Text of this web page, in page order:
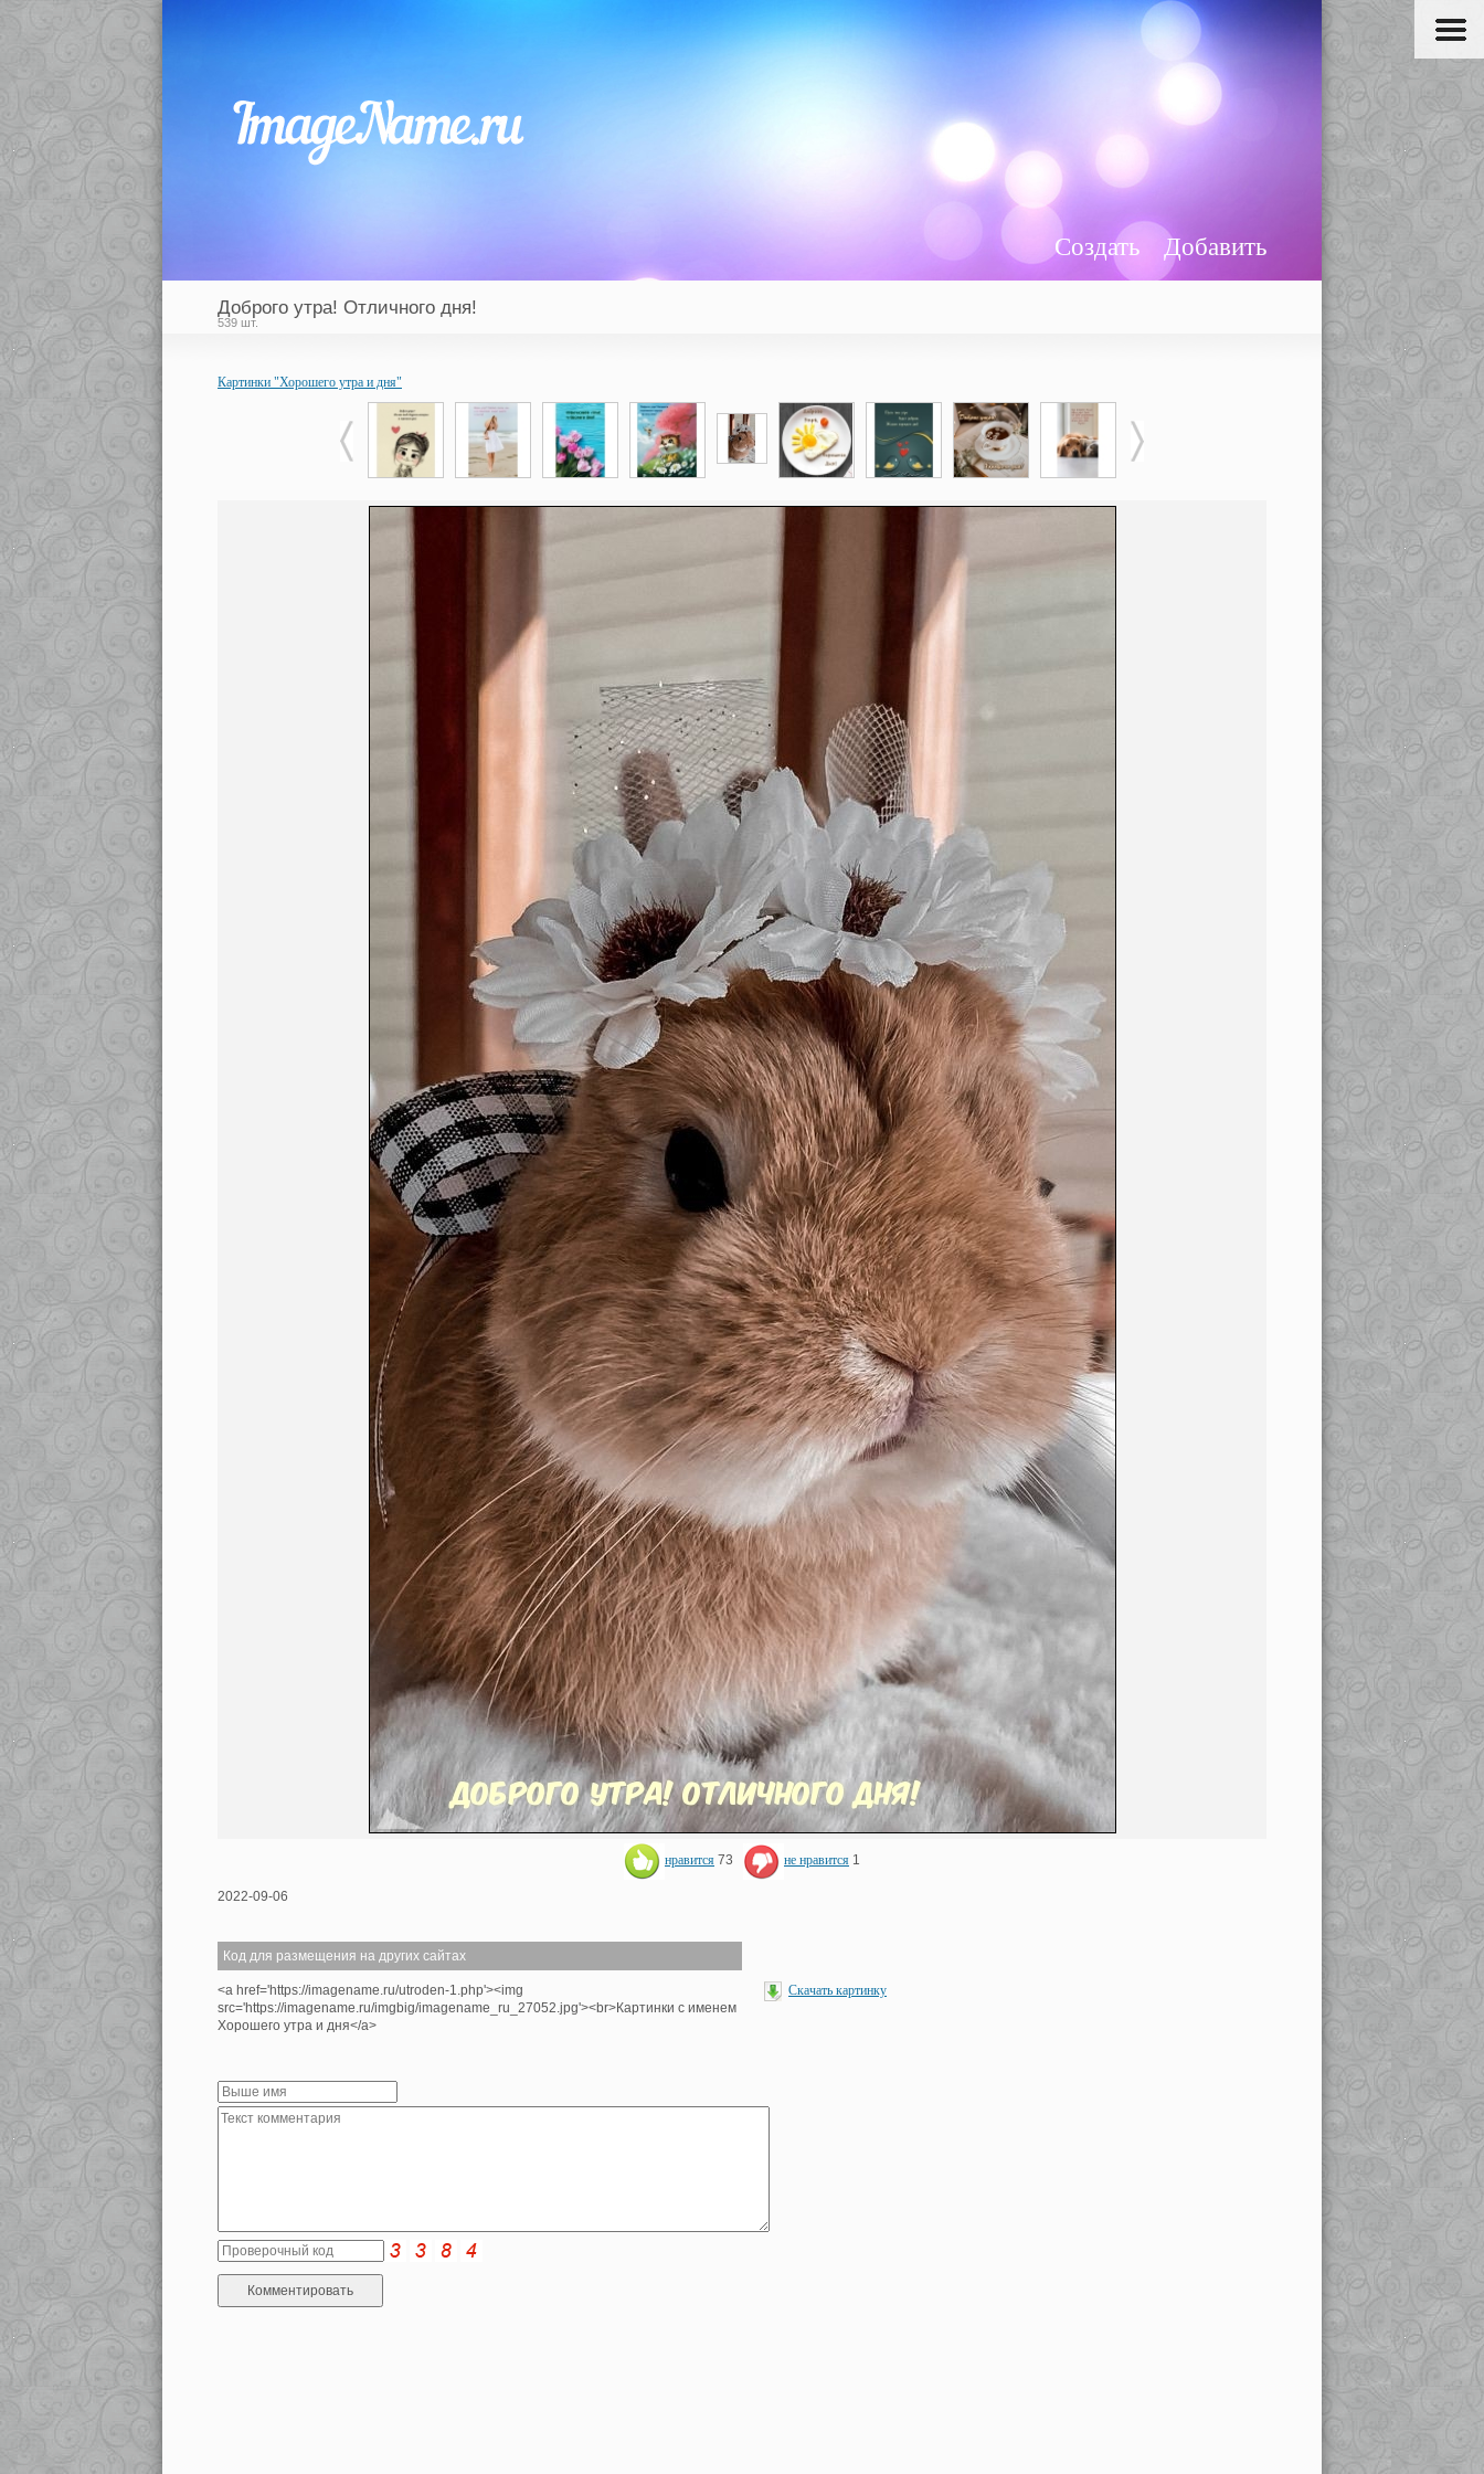
Добавить
Создать
Доброго утра! Отличного дня!
539 шт.
Картинки "Хорошего утра и дня"
нравится 73 не нравится 1
2022-09-06
Код для размещения на других сайтах
<a href='https://imagename.ru/utroden-1.php'><img
src='https://imagename.ru/imgbig/imagename_ru_27052.jpg'><br>Картинки с именем
Хорошего утра и дня</a>
Скачать картинку